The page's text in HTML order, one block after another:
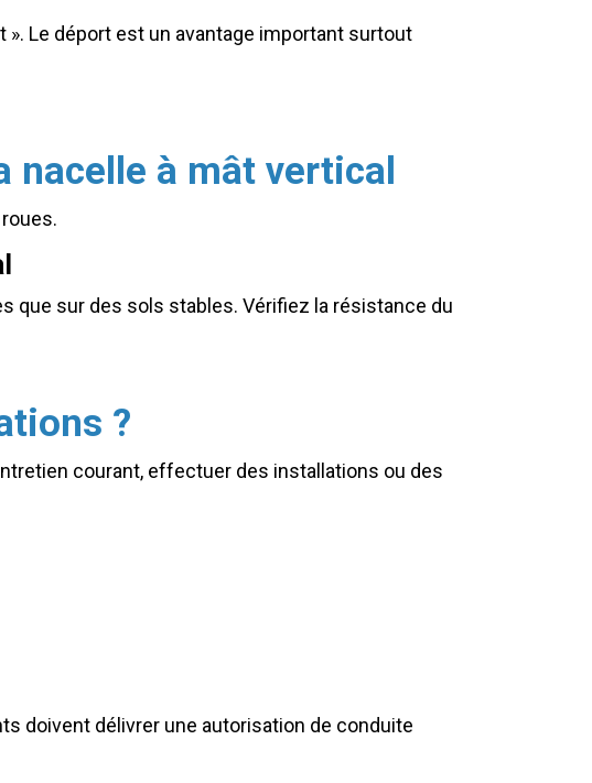
». Le déport est un avantage important surtout
nacelle à mât vertical
que sur des sols stables. Vérifiez la résistance du
?
courant, effectuer des installations ou des
doivent délivrer une autorisation de conduite